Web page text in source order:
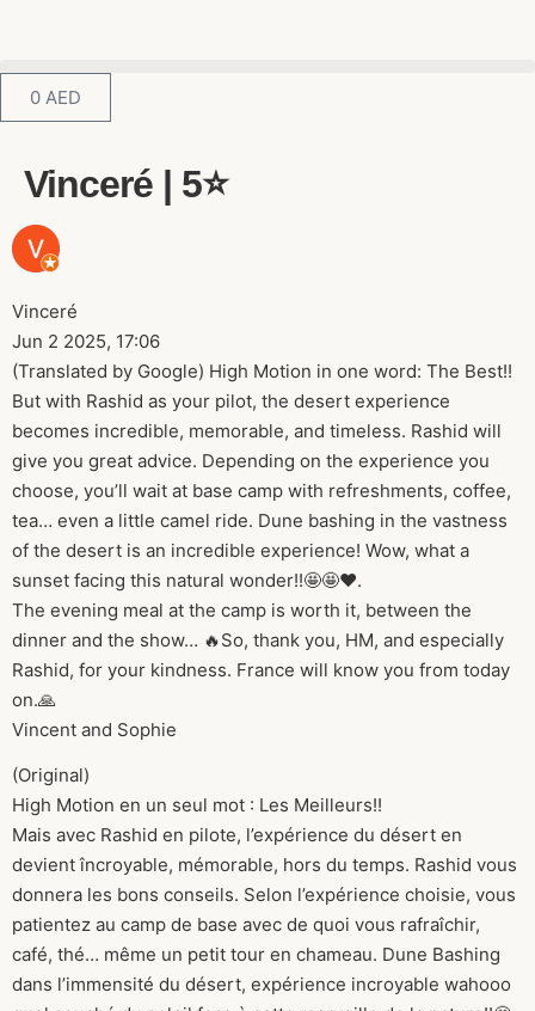
0 AED
Vinceré | 5⭐️
Vinceré
Jun 2 2025, 17:06
(Translated by Google) High Motion in one word: The Best!!
But with Rashid as your pilot, the desert experience
becomes incredible, memorable, and timeless. Rashid will
give you great advice. Depending on the experience you
choose, you’ll wait at base camp with refreshments, coffee,
tea… even a little camel ride. Dune bashing in the vastness
of the desert is an incredible experience! Wow, what a
sunset facing this natural wonder!!🤩🤩❤️.
The evening meal at the camp is worth it, between the
dinner and the show… 🔥So, thank you, HM, and especially
Rashid, for your kindness. France will know you from today
on.🙏
Vincent and Sophie
(Original)
High Motion en un seul mot : Les Meilleurs!!
Mais avec Rashid en pilote, l’expérience du désert en
devient încroyable, mémorable, hors du temps. Rashid vous
donnera les bons conseils. Selon l’expérience choisie, vous
patientez au camp de base avec de quoi vous rafraîchir,
café, thé… même un petit tour en chameau. Dune Bashing
dans l’immensité du désert, expérience incroyable wahooo